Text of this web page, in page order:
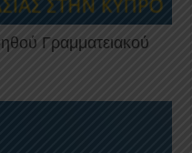
Γραμματειακού